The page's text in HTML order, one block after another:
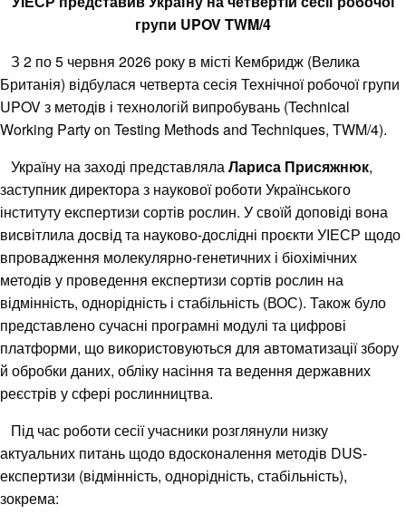
групи UPOV TWM/4
З 2 по 5 червня 2026 року в місті Кембридж (Велика
Британія) відбулася четверта сесія Технічної робочої групи
UPOV з методів і технологій випробувань (Technical
Working Party on Testing Methods and Techniques, TWM/4).
Україну на заході представлялаЛариса Присяжнюк,
заступник директора з наукової роботи Українського
інституту експертизи сортів рослин. У своїй доповіді вона
висвітлила досвід та науково-дослідні проєкти УІЕСР щодо
впровадження молекулярно-генетичних і біохімічних
методів у проведення експертизи сортів рослин на
відмінність, однорідність і стабільність (ВОС). Також було
представлено сучасні програмні модулі та цифрові
платформи, що використовуються для автоматизації збору
й обробки даних, обліку насіння та ведення державних
реєстрів у сфері рослинництва.
Під час роботи сесії учасники розглянули низку
актуальних питань щодо вдосконалення методів DUS-
експертизи (відмінність, однорідність, стабільність),
зокрема: